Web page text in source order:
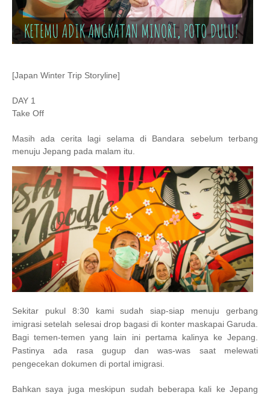
[Japan Winter Trip Storyline]
DAY 1
Take Off
Masih ada cerita lagi selama di Bandara sebelum terbang
menuju Jepang pada malam itu.
Sekitar pukul 8:30 kami sudah siap-siap menuju gerbang
imigrasi setelah selesai drop bagasi di konter maskapai Garuda.
Bagi temen-temen yang lain ini pertama kalinya ke Jepang.
Pastinya ada rasa gugup dan was-was saat melewati
pengecekan dokumen di portal imigrasi.
Bahkan saya juga meskipun sudah beberapa kali ke Jepang